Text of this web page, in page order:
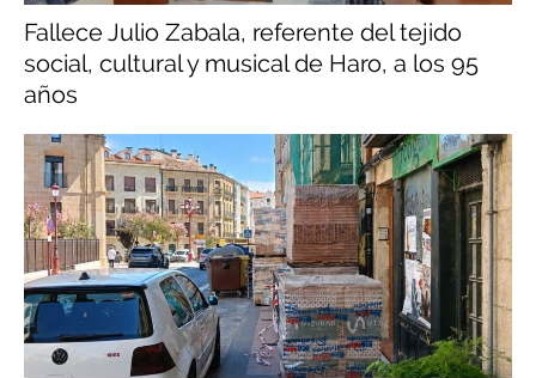
Fallece Julio Zabala, referente del tejido
social, cultural y musical de Haro, a los 95
años